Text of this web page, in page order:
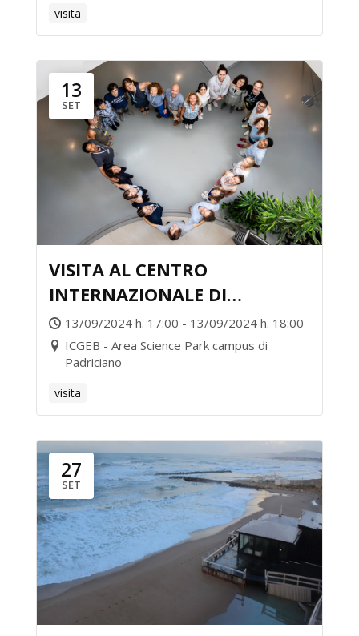
visita
13
SET
VISITA AL CENTRO
INTERNAZIONALE DI
INGEGNERIA GENETICA E
BIOTECNOLOGIA ICGEB – NEL
CUORE DELLA RICERCA
13/09/2024 h. 17:00 - 13/09/2024 h. 18:00
ICGEB - Area Science Park campus di
Padriciano
visita
27
SET